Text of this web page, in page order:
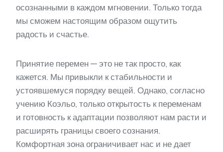
осознанными в каждом мгновении. Только тогда
мы сможем настоящим образом ощутить
радость и счастье.
Принятие перемен — это не так просто, как
кажется. Мы привыкли к стабильности и
устоявшемуся порядку вещей. Однако, согласно
учению Коэльо, только открытость к переменам
и готовность к адаптации позволяют нам расти и
расширять границы своего сознания.
Комфортная зона ограничивает нас и не дает